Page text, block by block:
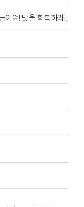
이여! 맛을 회복하라!